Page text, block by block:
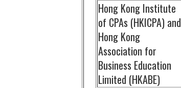
Hong Kong Institute
of CPAs (HKICPA) and
Hong Kong
Association for
Business Education
Limited (HKABE)